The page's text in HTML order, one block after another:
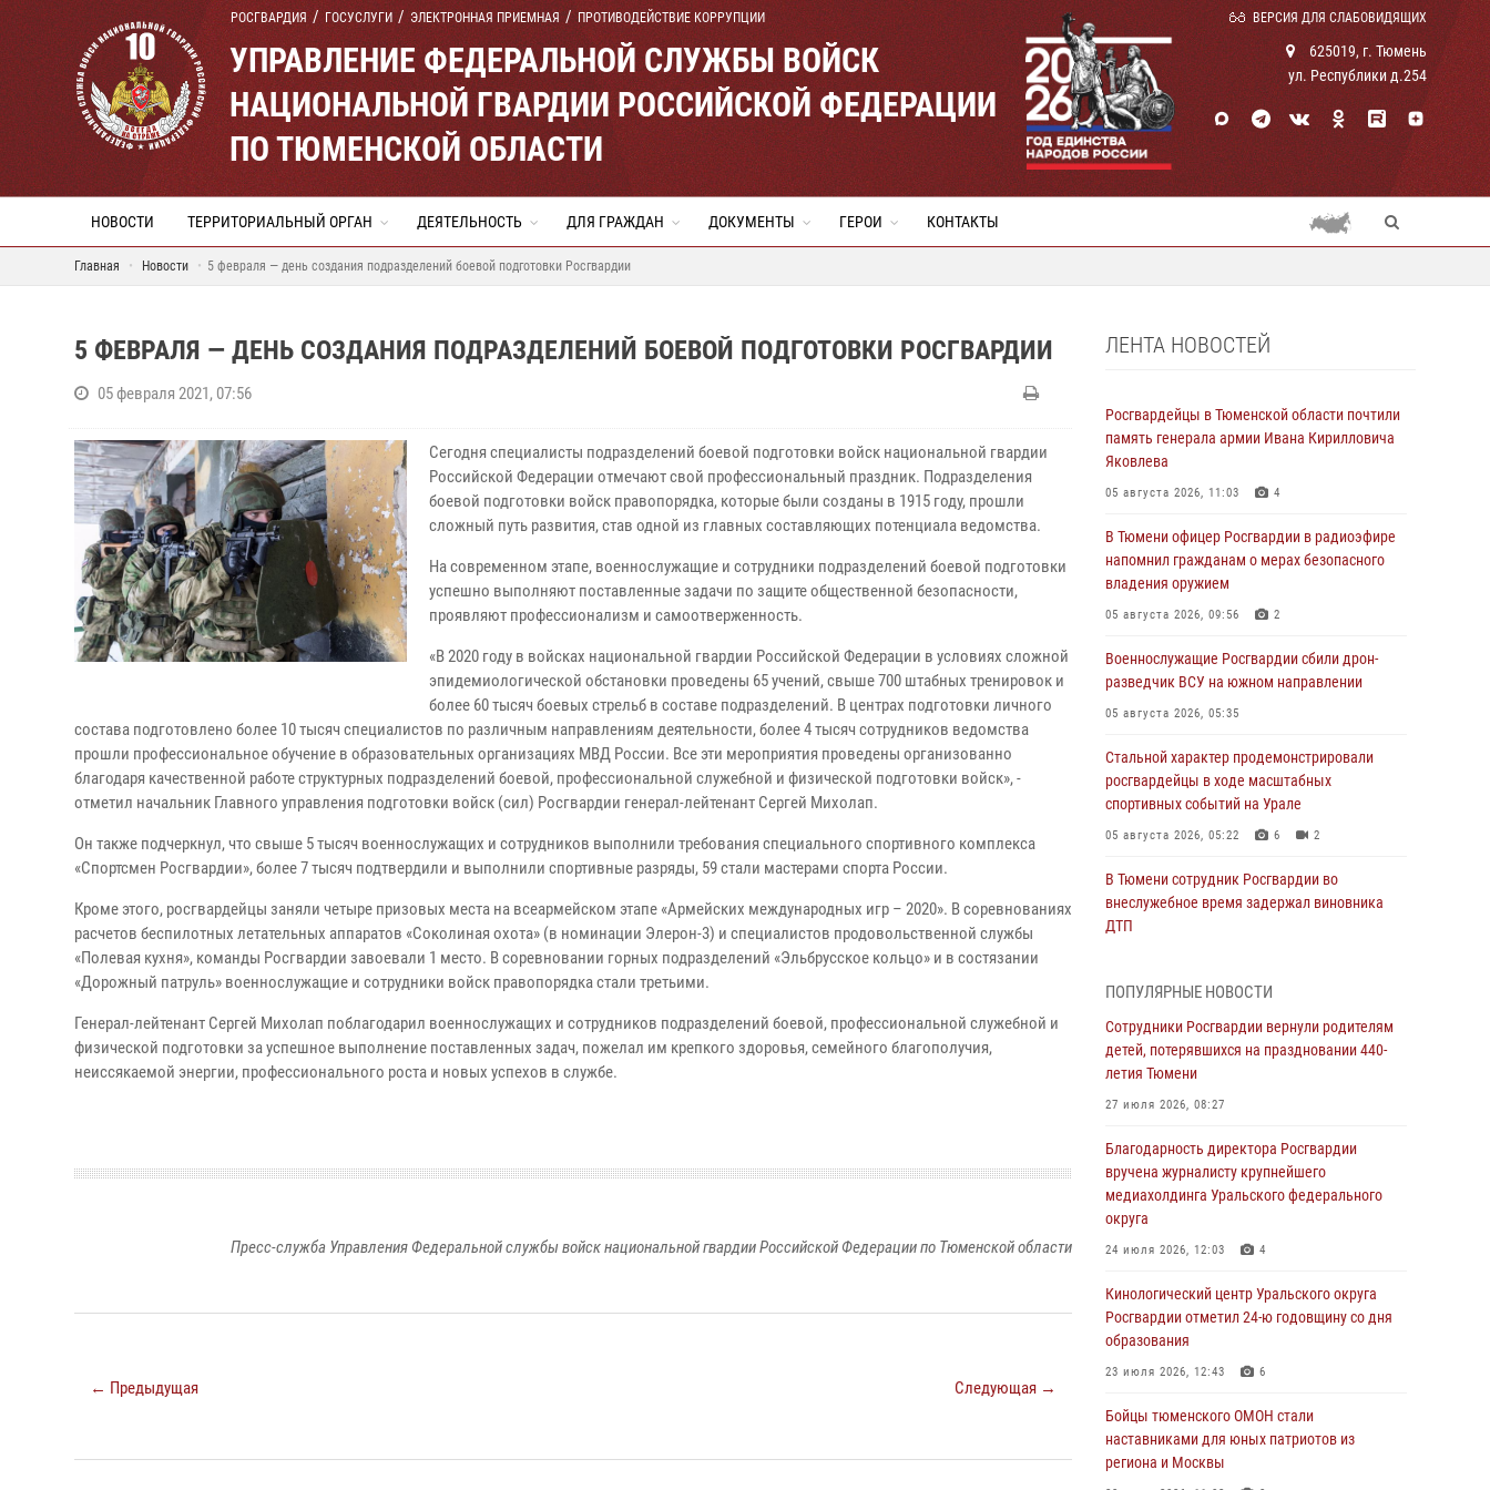
РОСГВАРДИЯ ГОСУСЛУГИ ЭЛЕКТРОННАЯ ПРИЕМНАЯ ПРОТИВОДЕЙСТВИЕ КОРРУПЦИИ ВЕРСИЯ ДЛЯ СЛАБОВИДЯЩИХ
УПРАВЛЕНИЕ ФЕДЕРАЛЬНОЙ СЛУЖБЫ ВОЙСК
НАЦИОНАЛЬНОЙ ГВАРДИИ РОССИЙСКОЙ ФЕДЕРАЦИИ
ПО ТЮМЕНСКОЙ ОБЛАСТИ
625019, г. Тюмень
ул. Республики д.254
НОВОСТИ ТЕРРИТОРИАЛЬНЫЙ ОРГАН ДЕЯТЕЛЬНОСТЬ ДЛЯ ГРАЖДАН ДОКУМЕНТЫ ГЕРОИ КОНТАКТЫ
Главная Новости 5 февраля — день создания подразделений боевой подготовки Росгвардии
5 ФЕВРАЛЯ — ДЕНЬ СОЗДАНИЯ ПОДРАЗДЕЛЕНИЙ БОЕВОЙ ПОДГОТОВКИ РОСГВАРДИИ
05 февраля 2021, 07:56
Сегодня специалисты подразделений боевой подготовки войск национальной гвардии
Российской Федерации отмечают свой профессиональный праздник. Подразделения
боевой подготовки войск правопорядка, которые были созданы в 1915 году, прошли
сложный путь развития, став одной из главных составляющих потенциала ведомства.
На современном этапе, военнослужащие и сотрудники подразделений боевой подготовки
успешно выполняют поставленные задачи по защите общественной безопасности,
проявляют профессионализм и самоотверженность.
«В 2020 году в войсках национальной гвардии Российской Федерации в условиях сложной
эпидемиологической обстановки проведены 65 учений, свыше 700 штабных тренировок и
более 60 тысяч боевых стрельб в составе подразделений. В центрах подготовки личного
состава подготовлено более 10 тысяч специалистов по различным направлениям деятельности, более 4 тысяч сотрудников ведомства
прошли профессиональное обучение в образовательных организациях МВД России. Все эти мероприятия проведены организованно
благодаря качественной работе структурных подразделений боевой, профессиональной служебной и физической подготовки войск», -
отметил начальник Главного управления подготовки войск (сил) Росгвардии генерал-лейтенант Сергей Михолап.
Он также подчеркнул, что свыше 5 тысяч военнослужащих и сотрудников выполнили требования специального спортивного комплекса
«Спортсмен Росгвардии», более 7 тысяч подтвердили и выполнили спортивные разряды, 59 стали мастерами спорта России.
Кроме этого, росгвардейцы заняли четыре призовых места на всеармейском этапе «Армейских международных игр – 2020». В соревнованиях
расчетов беспилотных летательных аппаратов «Соколиная охота» (в номинации Элерон-3) и специалистов продовольственной службы
«Полевая кухня», команды Росгвардии завоевали 1 место. В соревновании горных подразделений «Эльбрусское кольцо» и в состязании
«Дорожный патруль» военнослужащие и сотрудники войск правопорядка стали третьими.
Генерал-лейтенант Сергей Михолап поблагодарил военнослужащих и сотрудников подразделений боевой, профессиональной служебной и
физической подготовки за успешное выполнение поставленных задач, пожелал им крепкого здоровья, семейного благополучия,
неиссякаемой энергии, профессионального роста и новых успехов в службе.
Пресс-служба Управления Федеральной службы войск национальной гвардии Российской Федерации по Тюменской области
← Предыдущая Следующая →
ЛЕНТА НОВОСТЕЙ
Росгвардейцы в Тюменской области почтили
память генерала армии Ивана Кирилловича
Яковлева
05 августа 2026, 11:03 4
В Тюмени офицер Росгвардии в радиоэфире
напомнил гражданам о мерах безопасного
владения оружием
05 августа 2026, 09:56 2
Военнослужащие Росгвардии сбили дрон-
разведчик ВСУ на южном направлении
05 августа 2026, 05:35
Стальной характер продемонстрировали
росгвардейцы в ходе масштабных
спортивных событий на Урале
05 августа 2026, 05:22 6 2
В Тюмени сотрудник Росгвардии во
внеслужебное время задержал виновника
ДТП
Со 101-м Днём рождения поздравили
сотрудники Росгвардии труженицу тыла из
Тюмени
04 августа 2026, 11:07
тренировку в полевых условиях в Тюменской
области (видео)
04 августа 2026, 06:28 4 1
Тюменские правоохранители провели
СОБР
03 августа 2026, 07:35 5
Росгвардия противодействует БПЛА ВСУ на
03 августа 2026, 07:29 2 1
Росгвардейцы обеспечили безопасность
ПОПУЛЯРНЫЕ НОВОСТИ
Сотрудники Росгвардии вернули родителям
детей, потерявшихся на праздновании 440-
летия Тюмени
27 июля 2026, 08:27
Благодарность директора Росгвардии
вручена журналисту крупнейшего
медиахолдинга Уральского федерального
округа
24 июля 2026, 12:03 4
Кинологический центр Уральского округа
Росгвардии отметил 24-ю годовщину со дня
образования
23 июля 2026, 12:43 6
Бойцы тюменского ОМОН стали
наставниками для юных патриотов из
региона и Москвы